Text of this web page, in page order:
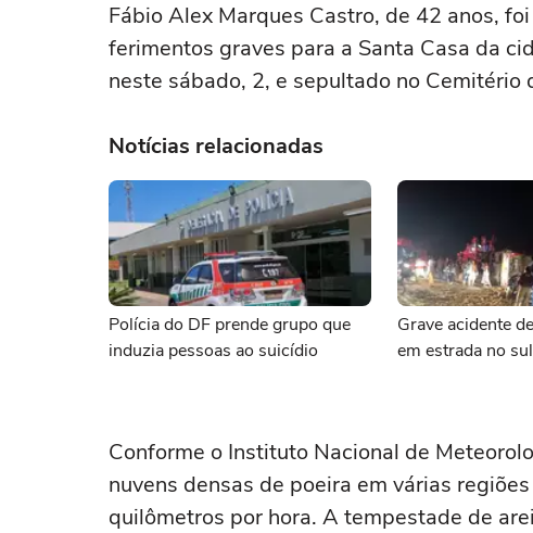
Fábio Alex Marques Castro, de 42 anos,
ferimentos graves para a Santa Casa da
neste sábado, 2, e sepultado no Cemitério
Notícias relacionadas
Polícia do DF prende grupo que
induzia pessoas ao suicídio
Grave acidente
em estrada no
Conforme o Instituto Nacional de
nuvens densas de poeira em várias
quilômetros por hora. A tempestade de